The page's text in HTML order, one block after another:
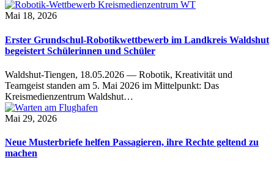
Mai 18, 2026
Erster Grundschul-Robotikwettbewerb im Landkreis Waldshut
begeistert Schülerinnen und Schüler
Waldshut-Tiengen, 18.05.2026 — Robotik, Kreativität und
Teamgeist standen am 5. Mai 2026 im Mittelpunkt: Das
Kreismedienzentrum Waldshut…
Mai 29, 2026
Neue Musterbriefe helfen Passagieren, ihre Rechte geltend zu
machen